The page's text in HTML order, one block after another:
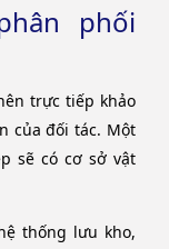
phối
trực tiếp khảo
của đối tác. Một
sẽ có cơ sở vật
thống lưu kho,